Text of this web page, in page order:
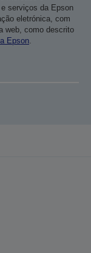
serviços da Epson
eletrónica, com
web, como descrito
Epson.